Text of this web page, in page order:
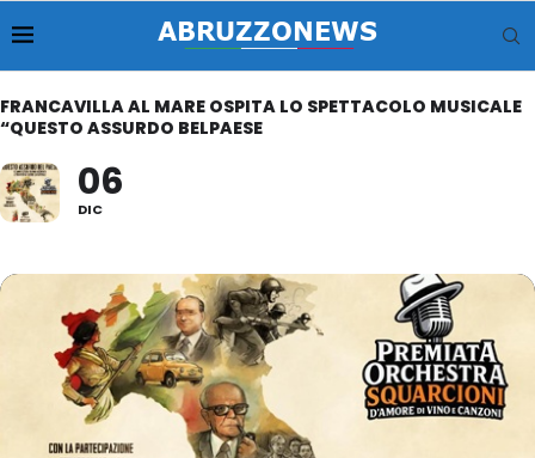
FRANCAVILLA AL MARE OSPITA LO SPETTACOLO MUSICALE
“QUESTO ASSURDO BELPAESE
06
DIC